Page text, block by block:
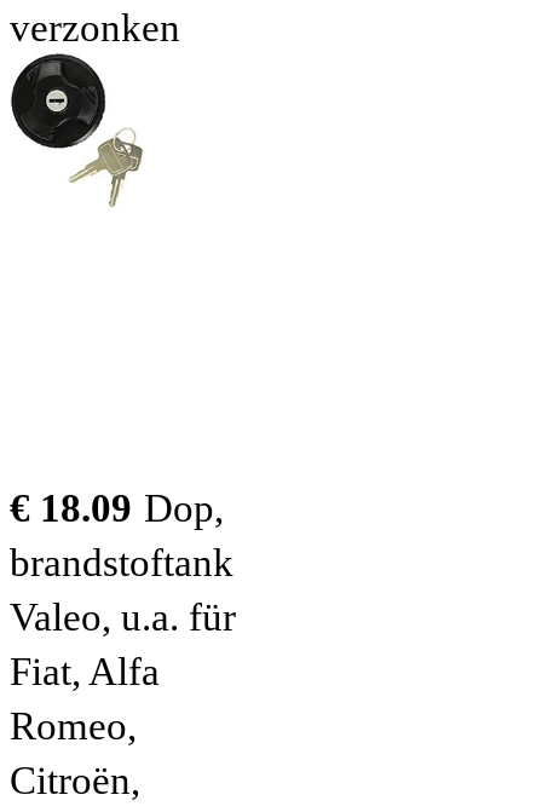
verzonken
€ 18.09 Dop,
brandstoftank
Valeo, u.a. für
Fiat, Alfa
Romeo,
Citroën,